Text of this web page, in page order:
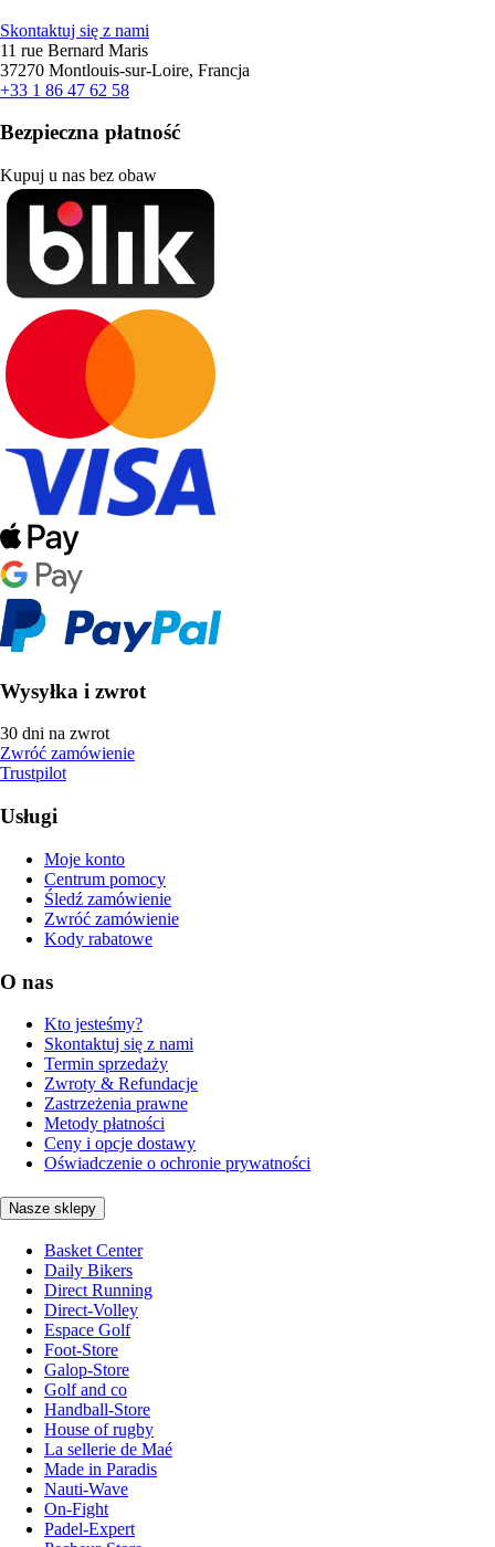
Skontaktuj się z nami
11 rue Bernard Maris
37270 Montlouis-sur-Loire, Francja
+33 1 86 47 62 58
Bezpieczna płatność
Kupuj u nas bez obaw
Wysyłka i zwrot
30 dni na zwrot
Zwróć zamówienie
Trustpilot
Usługi
Moje konto
Centrum pomocy
Śledź zamówienie
Zwróć zamówienie
Kody rabatowe
O nas
Kto jesteśmy?
Skontaktuj się z nami
Termin sprzedaży
Zwroty & Refundacje
Zastrzeżenia prawne
Metody płatności
Ceny i opcje dostawy
Oświadczenie o ochronie prywatności
Nasze sklepy
Basket Center
Daily Bikers
Direct Running
Direct-Volley
Espace Golf
Foot-Store
Galop-Store
Golf and co
Handball-Store
House of rugby
La sellerie de Maé
Made in Paradis
Nauti-Wave
On-Fight
Padel-Expert